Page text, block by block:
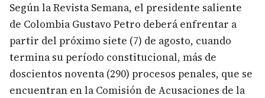
Según la Revista Semana, el presidente saliente
de Colombia Gustavo Petro deberá enfrentar a
partir del próximo siete (7) de agosto, cuando
termina su período constitucional, más de
doscientos noventa (290) procesos penales, que se
encuentran en la Comisión de Acusaciones de la